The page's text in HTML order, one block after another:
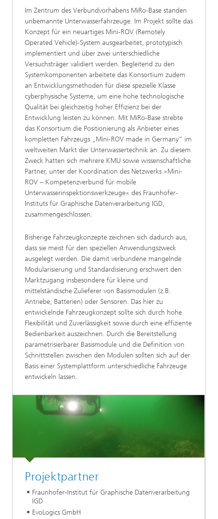
Im Zentrum des Verbundvorhabens MiRo-Base standen
unbemannte Unterwasserfahrzeuge. Im Projekt sollte das
Konzept für ein neuartiges Mini-ROV (Remotely
Operated Vehicle)-System ausgearbeitet, prototypisch
implementiert und über zwei unterschiedliche
Versuchsträger validiert werden. Begleitend zu den
Systemkomponenten arbeitete das Konsortium zudem
an Entwicklungsmethoden für diese spezielle Klasse
cyberphysische Systeme, um eine hohe technologische
Qualität bei gleichzeitig hoher Effizienz bei der
Entwicklung leisten zu können. Mit MiRo-Base strebte
das Konsortium die Positionierung als Anbieter eines
kompletten Fahrzeugs „Mini-ROV made in Germany“ im
weltweiten Markt der Unterwassertechnik an. Zu diesem
Zweck hatten sich mehrere KMU sowie wissenschaftliche
Partner, unter der Koordination des Netzwerks »Mini-
ROV – Kompetenzverbund für mobile
Unterwasserinspektionswerkzeuge« des Fraunhofer-
Instituts für Graphische Datenverarbeitung IGD,
zusammengeschlossen.
Bisherige Fahrzeugkonzepte zeichnen sich dadurch aus,
dass sie meist für den speziellen Anwendungszweck
ausgelegt werden. Die damit verbundene mangelnde
Modularisierung und Standardisierung erschwert den
Marktzugang insbesondere für kleine und
mittelständische Zulieferer von Basismodulen (z.B.
Antriebe, Batterien) oder Sensoren. Das hier zu
entwickelnde Fahrzeugkonzept sollte sich durch hohe
Flexibilität und Zuverlässigkeit sowie durch eine effiziente
Bedienbarkeit auszeichnen. Durch die Bereitstellung
parametrisierbarer Basismodule und die Definition von
Schnittstellen zwischen den Modulen sollten sich auf der
Basis einer Systemplattform unterschiedliche Fahrzeuge
entwickeln lassen.
Projektpartner
Fraunhofer-Institut für Graphische Datenverarbeitung
IGD
EvoLogics GmbH